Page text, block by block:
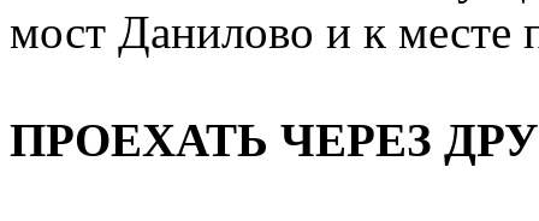
мост Данилово и к месте
ПРОЕХАТЬ ЧЕРЕЗ